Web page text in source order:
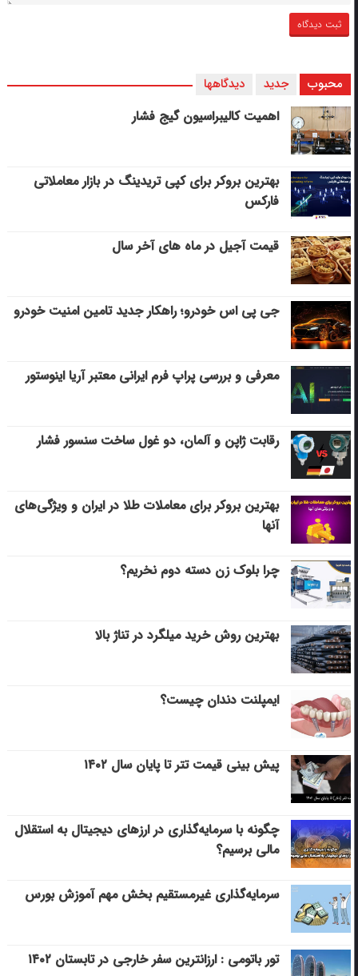
محبوب جدید دیدگاهها
اهمیت کالیبراسیون گیج فشار
بهترین بروکر برای کپی‌ تریدینگ در بازار معاملاتی
فارکس
قیمت آجیل در ماه های آخر سال
جی پی اس خودرو؛ راهکار جدید تامین امنیت خودرو
معرفی و بررسی پراپ فرم ایرانی معتبر آریا اینوستور
رقابت ژاپن و آلمان، دو غول ساخت سنسور فشار
بهترین بروکر برای معاملات طلا در ایران و ویژگی‌های
آنها
چرا بلوک زن دسته دوم نخریم؟
بهترین روش خرید میلگرد در تناژ بالا
ایمپلنت دندان چیست؟
پیش بینی قیمت تتر تا پایان سال ۱۴۰۲
چگونه با سرمایه‌گذاری در ارزهای دیجیتال به استقلال
مالی برسیم؟
سرمایه‌گذاری غیرمستقیم بخش مهم آموزش بورس
تور باتومی : ارزانترین سفر خارجی در تابستان ۱۴۰۲